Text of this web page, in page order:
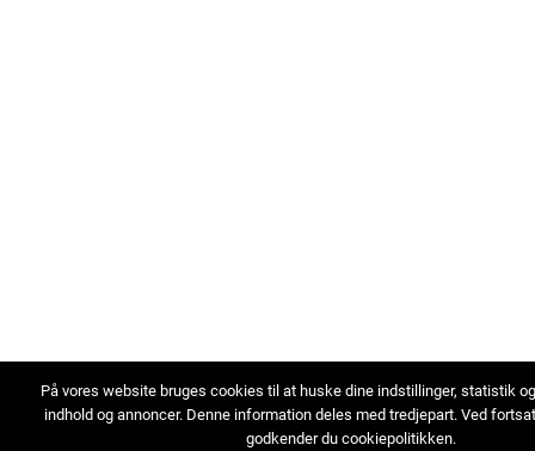
På vores website bruges cookies til at huske dine indstillinger, statistik
indhold og annoncer. Denne information deles med tredjepart. Ved
godkender du cookiepolitikken.